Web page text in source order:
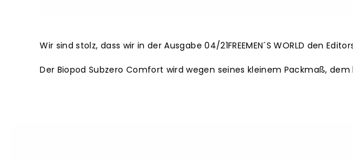
Wir sind stolz, dass wir in der Ausgabe 04/21FREEMEN´S WORLD den
Der Biopod Subzero Comfort wird wegen seines kleinem Packmaß,